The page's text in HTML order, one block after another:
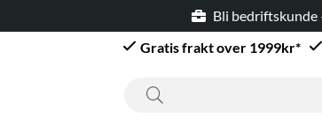
Bli
Gratis frakt over 1999kr*